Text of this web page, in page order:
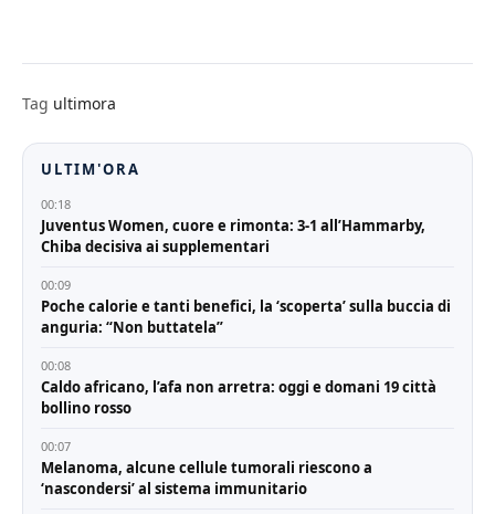
Tag ultimora
ULTIM'ORA
00:18
Juventus Women, cuore e rimonta: 3-1 all’Hammarby,
Chiba decisiva ai supplementari
00:09
Poche calorie e tanti benefici, la ‘scoperta’ sulla buccia di
anguria: “Non buttatela”
00:08
Caldo africano, l’afa non arretra: oggi e domani 19 città
bollino rosso
00:07
Melanoma, alcune cellule tumorali riescono a
‘nascondersi’ al sistema immunitario